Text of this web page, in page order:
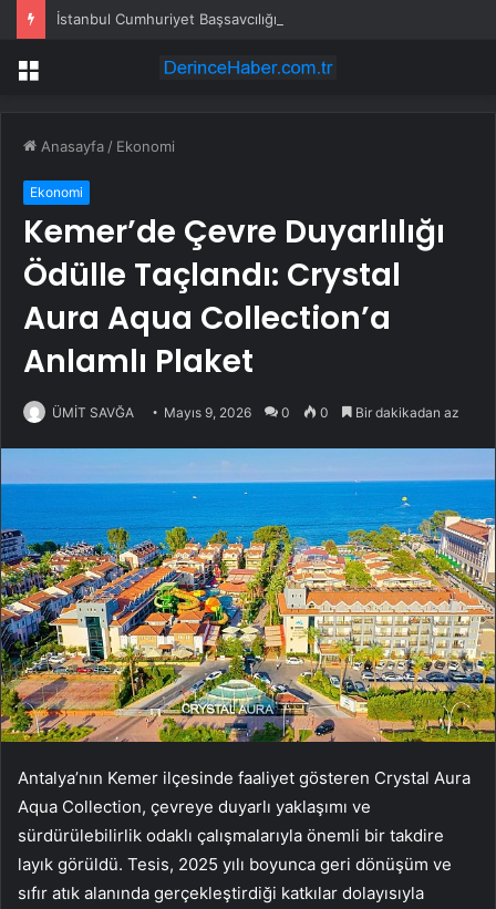
Menü
Anasayfa / Ekonomi
Ekonomi
Kemer’de Çevre Duyarlılığı
Ödülle Taçlandı: Crystal
Aura Aqua Collection’a
Anlamlı Plaket
ÜMİT SAVĞA Mayıs 9, 2026 0 0 Bir dakikadan az
Antalya’nın Kemer ilçesinde faaliyet gösteren Crystal Aura
Aqua Collection, çevreye duyarlı yaklaşımı ve
sürdürülebilirlik odaklı çalışmalarıyla önemli bir takdire
layık görüldü. Tesis, 2025 yılı boyunca geri dönüşüm ve
sıfır atık alanında gerçekleştirdiği katkılar dolayısıyla